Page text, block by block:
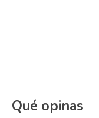
Qué opinas